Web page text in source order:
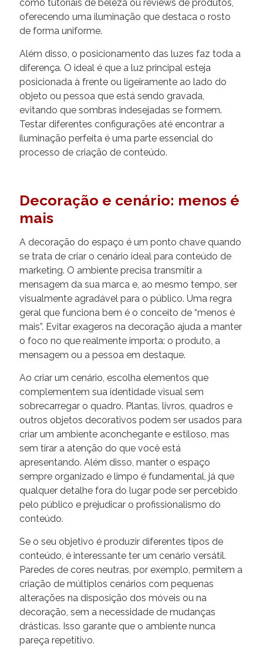
como tutoriais de beleza ou reviews de produtos,
oferecendo uma iluminação que destaca o rosto
de forma uniforme.
Além disso, o posicionamento das luzes faz toda a
diferença. O ideal é que a luz principal esteja
posicionada à frente ou ligeiramente ao lado do
objeto ou pessoa que está sendo gravada,
evitando que sombras indesejadas se formem.
Testar diferentes configurações até encontrar a
iluminação perfeita é uma parte essencial do
processo de criação de conteúdo.
Decoração e cenário: menos é
mais
A decoração do espaço é um ponto chave quando
se trata de criar o cenário ideal para conteúdo de
marketing. O ambiente precisa transmitir a
mensagem da sua marca e, ao mesmo tempo, ser
visualmente agradável para o público. Uma regra
geral que funciona bem é o conceito de “menos é
mais”. Evitar exageros na decoração ajuda a manter
o foco no que realmente importa: o produto, a
mensagem ou a pessoa em destaque.
Ao criar um cenário, escolha elementos que
complementem sua identidade visual sem
sobrecarregar o quadro. Plantas, livros, quadros e
outros objetos decorativos podem ser usados para
criar um ambiente aconchegante e estiloso, mas
sem tirar a atenção do que você está
apresentando. Além disso, manter o espaço
sempre organizado e limpo é fundamental, já que
qualquer detalhe fora do lugar pode ser percebido
pelo público e prejudicar o profissionalismo do
conteúdo.
Se o seu objetivo é produzir diferentes tipos de
conteúdo, é interessante ter um cenário versátil.
Paredes de cores neutras, por exemplo, permitem a
criação de múltiplos cenários com pequenas
alterações na disposição dos móveis ou na
decoração, sem a necessidade de mudanças
drásticas. Isso garante que o ambiente nunca
pareça repetitivo.